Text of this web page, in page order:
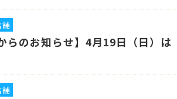
らのお知らせ】4月19日（日）は